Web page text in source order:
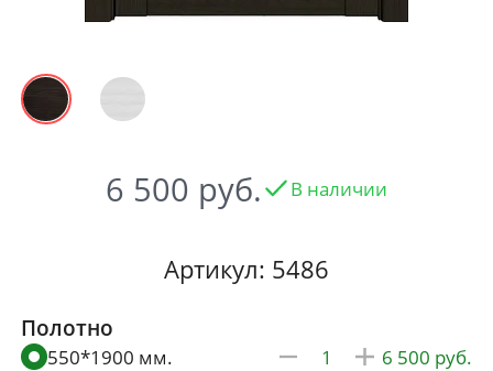
6 500 В наличии
Артикул: 5486
Полотно
550*1900 мм.
6 500